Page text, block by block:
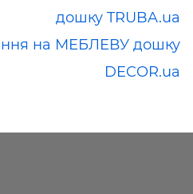
дошку TRUBA.ua
на МЕБЛЕВУ дошку
DECOR.ua